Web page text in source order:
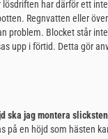
har därför ett
Regnvatten eller
problem. Blocket står
upp i förtid. Detta gör
ska jag montera
på en höjd som hästen